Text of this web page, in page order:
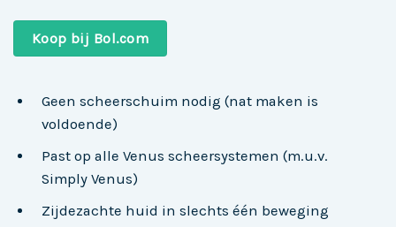
Koop bij Bol.com
Geen scheerschuim nodig (nat maken is
voldoende)
Past op alle Venus scheersystemen (m.u.v.
Simply Venus)
Zijdezachte huid in slechts één beweging